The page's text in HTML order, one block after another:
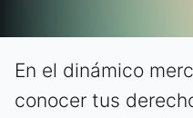
En el dinámico
conocer tus